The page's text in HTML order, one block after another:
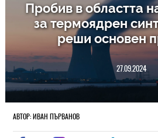
Пробив в областта
за термоядрен
реши основен
27.09.2024
АВТОР: ИВАН ПЪРВАНОВ